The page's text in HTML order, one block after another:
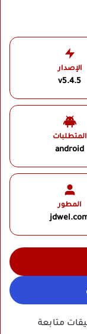
الإصدار
v5.4.5
المتطلبات
android
المطور
متابعة